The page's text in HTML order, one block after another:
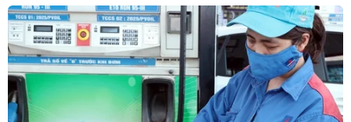
Lễ hội Văn hóa, Du lịch Mường Lò
năm 2026 sẽ diễn ra từ ngày 25/9 đến
2/10